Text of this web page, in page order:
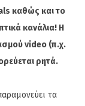
καθώς και το
κανάλια! Η
video (π.χ.
ρητά.
τα